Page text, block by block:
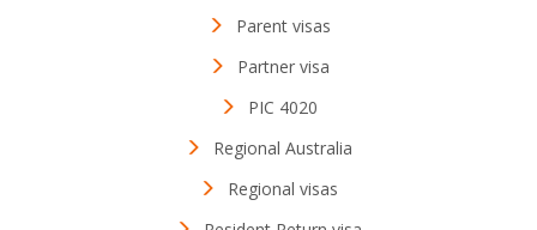
Parent visas
Partner visa
PIC 4020
Regional Australia
Regional visas